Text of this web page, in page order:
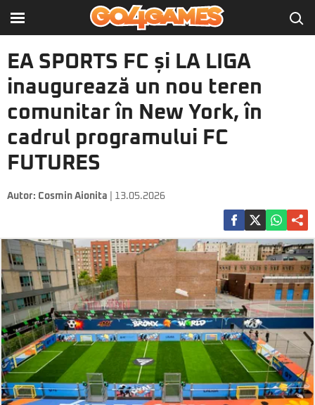
EA SPORTS FC și LA LIGA
inaugurează un nou teren
comunitar în New York, în
cadrul programului FC
FUTURES
Autor: Cosmin Aionita | 13.05.2026